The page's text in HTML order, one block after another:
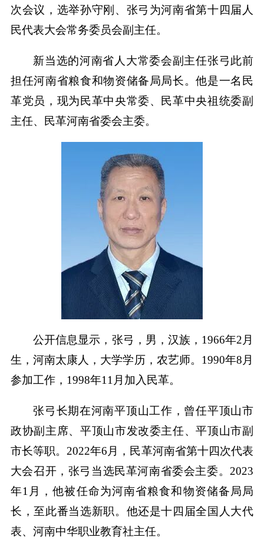
次会议，选举孙守刚、张弓为河南省第十四届人
民代表大会常务委员会副主任。
新当选的河南省人大常委会副主任张弓此前
担任河南省粮食和物资储备局局长。他是一名民
革党员，现为民革中央常委、民革中央祖统委副
主任、民革河南省委会主委。
公开信息显示，张弓，男，汉族，1966年2月
生，河南太康人，大学学历，农艺师。1990年8月
参加工作，1998年11月加入民革。
张弓长期在河南平顶山工作，曾任平顶山市
政协副主席、平顶山市发改委主任、平顶山市副
市长等职。2022年6月，民革河南省第十四次代表
大会召开，张弓当选民革河南省委会主委。2023
年1月，他被任命为河南省粮食和物资储备局局
长，至此番当选新职。他还是十四届全国人大代
表、河南中华职业教育社主任。